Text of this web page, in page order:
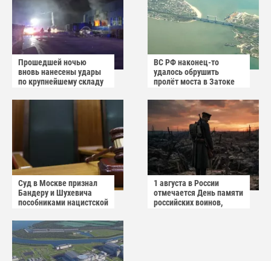
Прошедшей ночью
вновь нанесены удары
по крупнейшему складу
маркетплейса Rozetka
ВС РФ наконец-то
удалось обрушить
пролёт моста в Затоке
Суд в Москве признал
Бандеру и Шухевича
пособниками нацистской
1 августа в России
отмечается День памяти
российских воинов,